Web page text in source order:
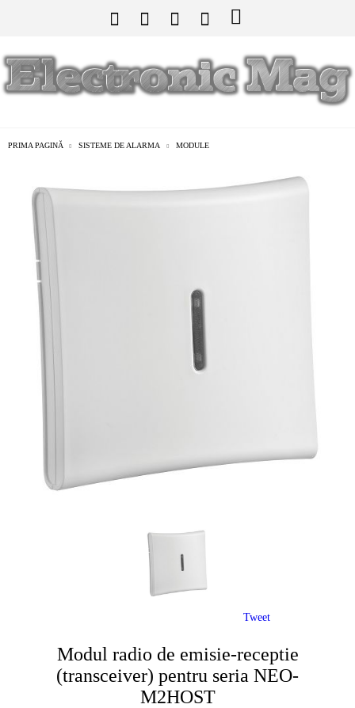
PRIMA PAGINĂ SISTEME DE ALARMA MODULE
Modul radio de emisie-receptie
(transceiver) pentru seria NEO-
M2HOST
Tweet